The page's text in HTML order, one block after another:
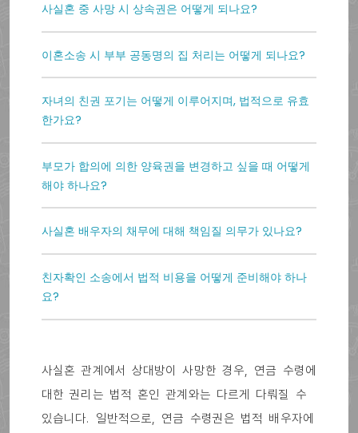
사실혼 중 사망 시 상속권은 어떻게 되나요?
이혼소송 시 부부 공동명의 집 처리는 어떻게 되나요?
자녀의 친권 포기는 어떻게 이루어지며, 법적으로 유효
한가요?
부모가 합의에 의한 양육권을 변경하고 싶을 때 어떻게
해야 하나요?
사실혼 배우자의 채무에 대해 책임질 의무가 있나요?
친자확인 소송에서 법적 비용을 어떻게 준비해야 하나
요?
사실혼 관계에서 상대방이 사망한 경우, 연금 수령에
대한 권리는 법적 혼인 관계와는 다르게 다뤄질 수
있습니다. 일반적으로, 연금 수령권은 법적 배우자에